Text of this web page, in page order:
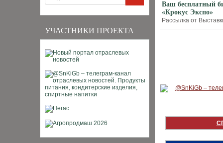
УЧАСТНИКИ ПРОЕКТА
Ваш бесплатный
«Крокус Экспо»
Рассылка от